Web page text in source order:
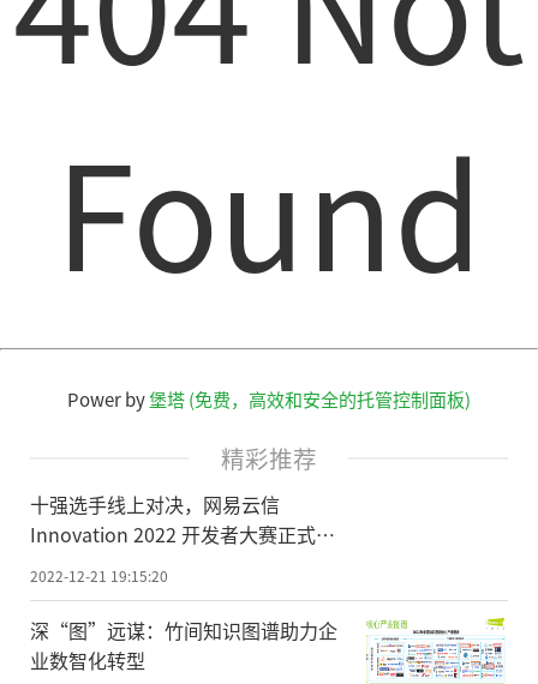
Found
Power by堡塔 (免费，高效和安全的托管控制面板)
精彩推荐
十强选手线上对决，网易云信
Innovation 2022 开发者大赛正式收
2022-12-21 19:15:20
深“图”远谋：竹间知识图谱助力企
业数智化转型